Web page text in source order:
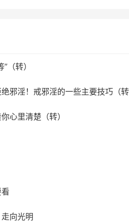
（转）
邪淫！戒邪淫的一些主要技巧（
心里清楚（转）
向光明